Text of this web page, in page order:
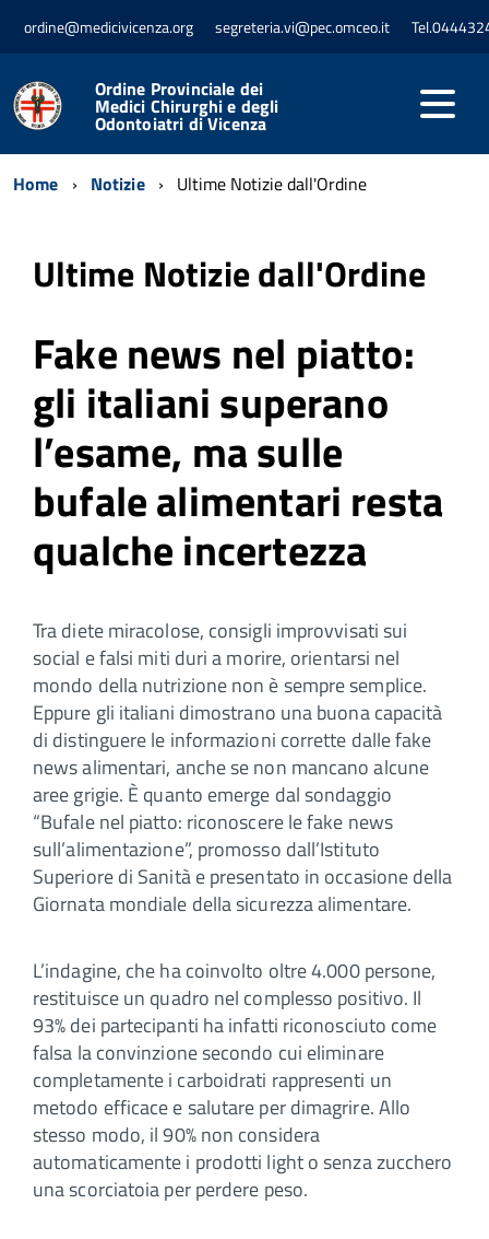
ordine@medicivicenza.org segreteria.vi@pec.omceo.it
Ordine Provinciale dei
Medici Chirurghi e degli
Odontoiatri di Vicenza
Home Notizie Ultime Notizie dall'Ordine
Ultime Notizie dall'Ordine
Fake news nel piatto:
gli italiani superano
l’esame, ma sulle
bufale alimentari resta
qualche incertezza
Tra diete miracolose, consigli improvvisati sui
social e falsi miti duri a morire, orientarsi nel
mondo della nutrizione non è sempre semplice.
Eppure gli italiani dimostrano una buona capacità
di distinguere le informazioni corrette dalle fake
news alimentari, anche se non mancano alcune
aree grigie. È quanto emerge dal sondaggio
“Bufale nel piatto: riconoscere le fake news
sull’alimentazione”, promosso dall’Istituto
Superiore di Sanità e presentato in occasione della
Giornata mondiale della sicurezza alimentare.
L’indagine, che ha coinvolto oltre 4.000 persone,
restituisce un quadro nel complesso positivo. Il
93% dei partecipanti ha infatti riconosciuto come
falsa la convinzione secondo cui eliminare
completamente i carboidrati rappresenti un
metodo efficace e salutare per dimagrire. Allo
stesso modo, il 90% non considera
automaticamente i prodotti light o senza zucchero
una scorciatoia per perdere peso.